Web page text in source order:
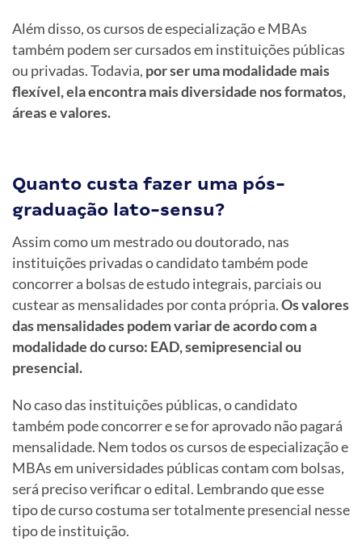
Além disso, os cursos de especialização e MBAs
também podem ser cursados em instituições públicas
ou privadas. Todavia, por ser uma modalidade mais
flexível, ela encontra mais diversidade nos formatos,
áreas e valores.
Quanto custa fazer uma pós-
graduação lato-sensu?
Assim como um mestrado ou doutorado, nas
instituições privadas o candidato também pode
concorrer a bolsas de estudo integrais, parciais ou
custear as mensalidades por conta própria.Os valores
das mensalidades podem variar de acordo com a
modalidade do curso: EAD, semipresencial ou
presencial.
No caso das instituições públicas, o candidato
também pode concorrer e se for aprovado não pagará
mensalidade. Nem todos os cursos de especialização e
MBAs em universidades públicas contam com bolsas,
será preciso verificar o edital. Lembrando que esse
tipo de curso costuma ser totalmente presencial nesse
tipo de instituição.